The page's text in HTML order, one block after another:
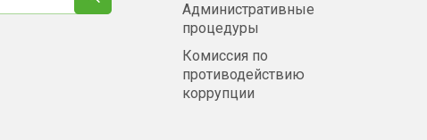
Административные
процедуры
Комиссия по
противодействию
коррупции